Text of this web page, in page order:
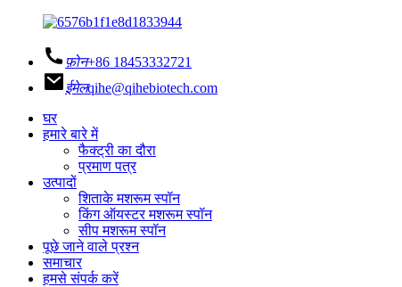
फ़ोन+86 18453332721
ईमेलqihe@qihebiotech.com
घर
हमारे बारे में
फैक्ट्री का दौरा
प्रमाण पत्र
उत्पादों
शिताके मशरूम स्पॉन
किंग ऑयस्टर मशरूम स्पॉन
सीप मशरूम स्पॉन
पूछे जाने वाले प्रश्न
समाचार
हमसे संपर्क करें